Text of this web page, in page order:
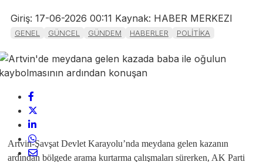
Giriş: 17-06-2026 00:11 Kaynak: HABER MERKEZI
GENEL GÜNCEL GÜNDEM HABERLER POLİTİKA
Artvin-Şavşat Devlet Karayolu’nda meydana gelen kazanın
ardından bölgede arama kurtarma çalışmaları sürerken, AK Parti